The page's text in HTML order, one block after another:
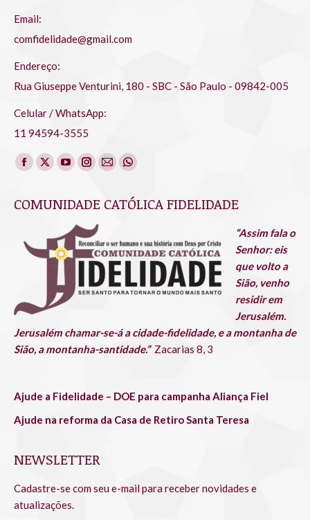
Email:
comfidelidade@gmail.com
Endereço:
Rua Giuseppe Venturini, 180 - SBC - São Paulo - 09842-005
Celular / WhatsApp:
11 94594-3555
Encontre-nos em:
Facebook
opens
new
window
X
opens
new
window
YouTube
opens
new
window
Instagram
opens
new
window
Mail
opens
new
window
Whatsapp
opens
new
window
COMUNIDADE CATÓLICA FIDELIDADE
“Assim fala o
Senhor: eis
que volto a
Sião, venho
residir em
Jerusalém.
Jerusalém chamar-se-á a cidade-fidelidade, e a montanha de
Sião, a montanha-santidade.” Zacarias 8, 3
Ajude a Fidelidade – DOE para campanha Aliança Fiel
Ajude na reforma da Casa de Retiro Santa Teresa
NEWSLETTER
Cadastre-se com seu e-mail para receber novidades e
atualizações.